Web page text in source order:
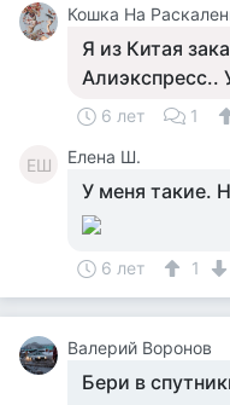
Кошка На
Я из Китая
Алиэкспресс..
6 лет 1
ЕШ Елена Ш.
У меня такие.
6 лет 1
Валерий Воронов
Бери в